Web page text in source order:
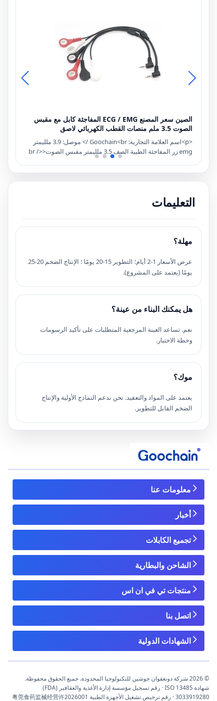
الصين سعر المصنع ECG / EMG المفاجئة كابل مع مقبس
الصوت 3.5 ملم منصات القطب الكهربائي لاصق
<p>اسم العلامة التجارية: Goochain<br /> موصل: 3.9 ملليمتر
emg زر المفاجئة الطبية الصف 3.5 ملليمتر مقبس الصوت<br />
المواصفات<br /> مقياس الكابلات: 24AWG <br /> قطر الكابلات:
كاليفورنيا. 2.0mm<br /> متوافق مع منصات القطبات اللاصقة
التعليمات
مهلة؟
عرض الأسعار 1-2 أيام؛ التطوير 15-20 يومًا ؛ الإنتاج الضخم 20-25
يومًا (يعتمد على المشروع).
هل يمكنك البناء من عينة؟
نعم. تساعد العينة المرجعية المتطلبات على تأكيد الرسومات
وخطة الاختبار.
موك؟
يعتمد على المواد والتعقيد. نحن ندعم النماذج الأولية والإنتاج
الضخم القابل للتطوير.
معلومات عنا
أخبار
تجميع الكابلات
الشاحن والبطارية
منتجات تي في ان اس
اتصل بنا
الشهادات الدولية
© 2026 شركة دونغقوان جوشين للتكنولوجيا المحدودة. جميع الحقوق محفوظة.
شهادة ISO 13485 · رقم تسجيل مؤسسة إدارة الأغذية والعقاقير (FDA)
3033919280 · رقم ترخيص تشغيل الأجهزة الطبية 粤莞食药监械经营许2026001